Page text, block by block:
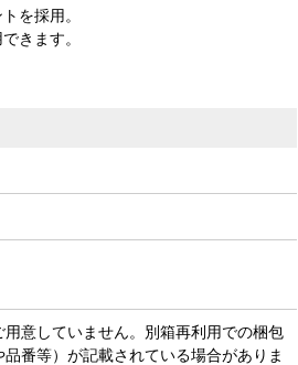
を採用。
きます。
意していません。別箱再利用での梱包
番等）が記載されている場合がありま